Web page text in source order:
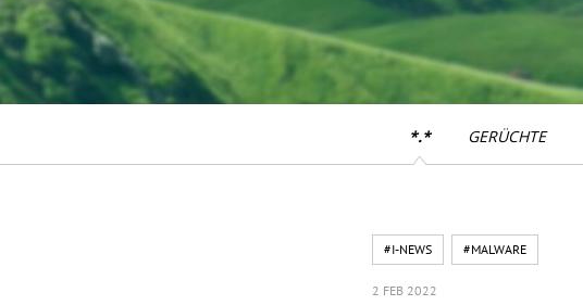
*.* GERÜCHTE
#I-NEWS #MALWARE
2 FEB 2022